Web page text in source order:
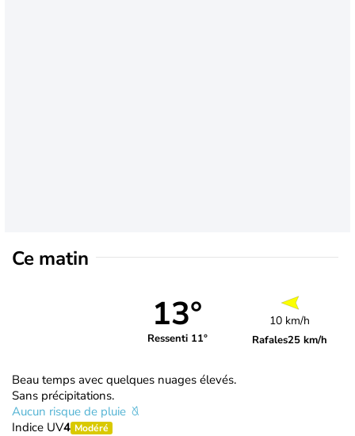
Ce matin
13°
Ressenti 11°
10 km/h
Rafales25 km/h
Beau temps avec quelques nuages élevés.
Sans précipitations.
Aucun risque de pluie
Indice UV4 Modéré